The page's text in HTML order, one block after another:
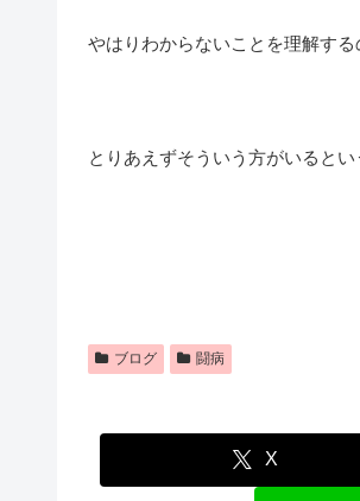
やはりわからないことを理解す
とりあえずそういう方がいると
ブログ 闘病
X